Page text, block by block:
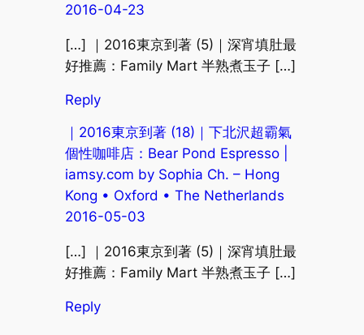
2016-04-23
[…] ｜2016東京到著 (5)｜深宵填肚最
好推薦：Family Mart 半熟煮玉子 […]
Reply
｜2016東京到著 (18)｜下北沢超霸氣
個性咖啡店：Bear Pond Espresso |
iamsy.com by Sophia Ch. – Hong
Kong • Oxford • The Netherlands
2016-05-03
[…] ｜2016東京到著 (5)｜深宵填肚最
好推薦：Family Mart 半熟煮玉子 […]
Reply